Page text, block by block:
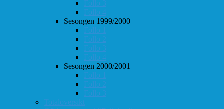
Follo 3
Follo 4
Sesongen 1999/2000
Follo 1
Follo 2
Follo 3
Follo 4
Sesongen 2000/2001
Follo 1
Follo 2
Follo 3
Totaloversikt